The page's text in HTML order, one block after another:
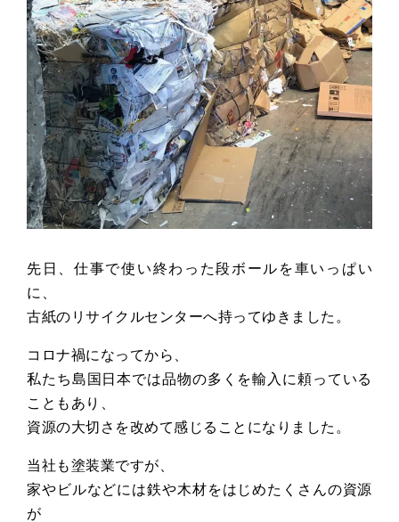
先日、仕事で使い終わった段ボールを車いっぱい
に、
古紙のリサイクルセンターへ持ってゆきました。
コロナ禍になってから、
私たち島国日本では品物の多くを輸入に頼っている
こともあり、
資源の大切さを改めて感じることになりました。
当社も塗装業ですが、
家やビルなどには鉄や木材をはじめたくさんの資源
が